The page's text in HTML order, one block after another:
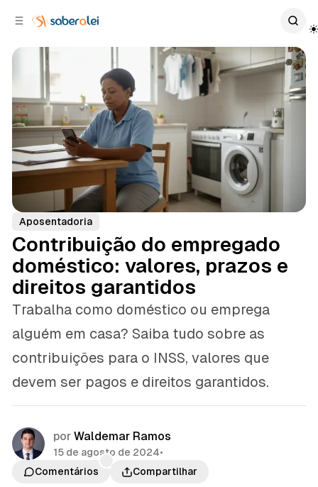
Aposentadoria
Contribuição do empregado
doméstico: valores, prazos e
direitos garantidos
Trabalha como doméstico ou emprega
alguém em casa? Saiba tudo sobre as
contribuições para o INSS, valores que
devem ser pagos e direitos garantidos.
por Waldemar Ramos
15 de agosto de 2024•
Comentários
Compartilhar